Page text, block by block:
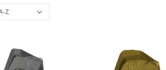
BUCHA EXCÊNTRICA PARA AJUSTE DO CENTRO
90°